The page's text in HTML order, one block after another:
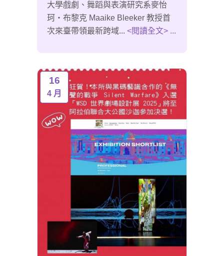
大學戲劇、舞蹈與表演研究系麥怡
珂‧布黎克 Maaike Bleeker 教授首
次來臺帶領最新跨域... <閱讀全文> ...
16
4 月